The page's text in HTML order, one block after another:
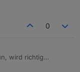
0
wird richtig